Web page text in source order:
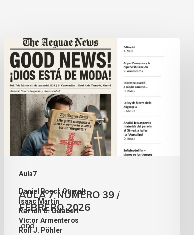
Aula7
AULA 7 NÚMERO 39 /
FEBRERO 2026
Daniel Bosch Queralt
,Isaac Martín
,Ramon C. Gelabert
,
Víctor Armenteros
and
Rolf J. Pöhler